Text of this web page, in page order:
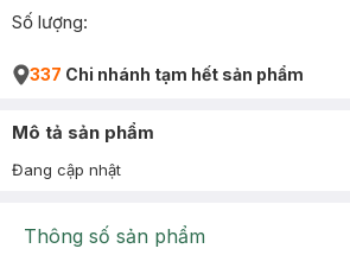
Số lượng:
337 Chi nhánh tạm hết sản phẩm
Mô tả sản phẩm
Đang cập nhật
Thông số sản phẩm